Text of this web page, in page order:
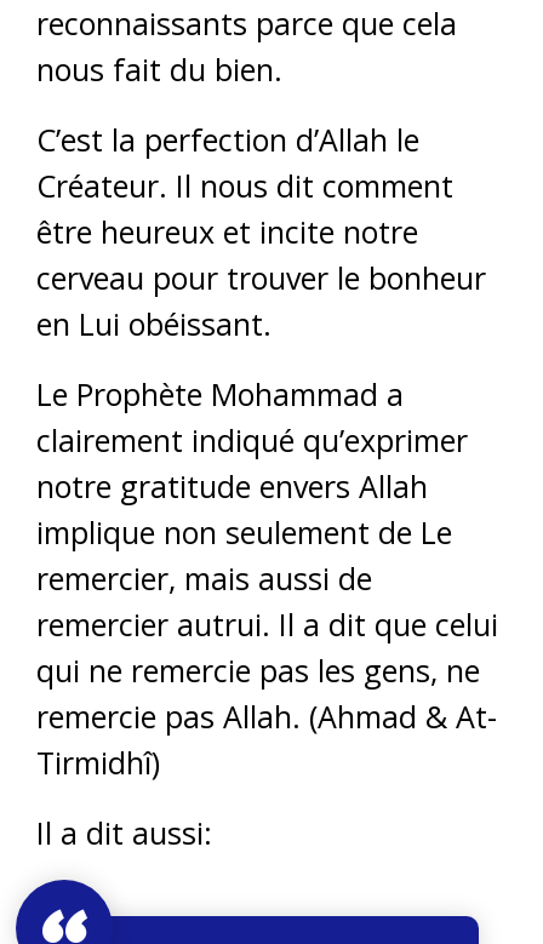
reconnaissants parce que cela
nous fait du bien.
C’est la perfection d’Allah le
Créateur. Il nous dit comment
être heureux et incite notre
cerveau pour trouver le bonheur
en Lui obéissant.
Le Prophète Mohammad a
clairement indiqué qu’exprimer
notre gratitude envers Allah
implique non seulement de Le
remercier, mais aussi de
remercier autrui. Il a dit que celui
qui ne remercie pas les gens, ne
remercie pas Allah. (Ahmad & At-
Tirmidhî)
Il a dit aussi: